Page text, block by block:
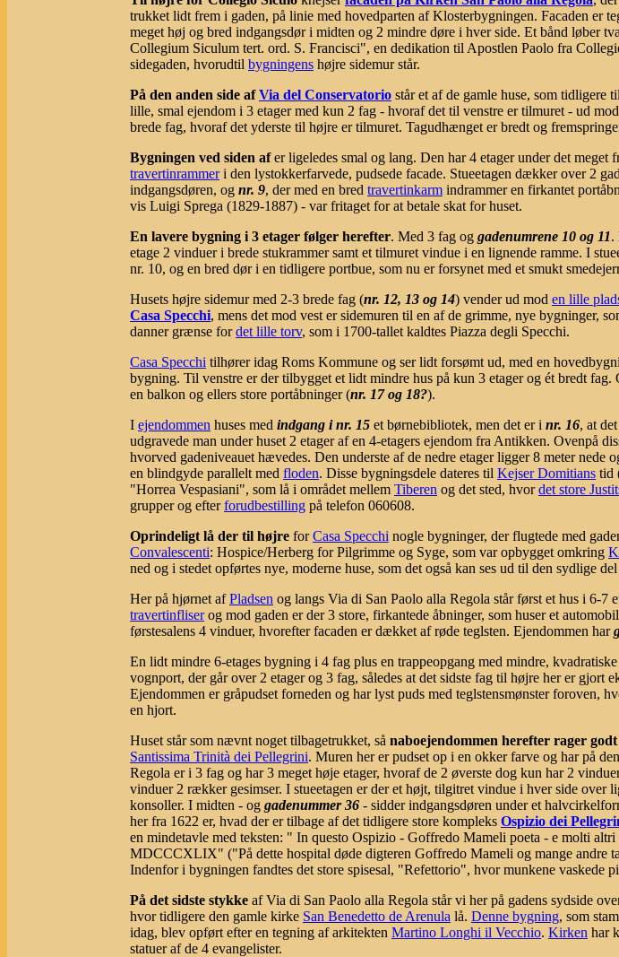
trukket lidt frem i gaden, på linie med hovedparten af Klosterbygningen. Facaden er
meget høj og bred indgangsdør i midten og 2 mindre døre i hver side. Et bånd løber
Collegium Siculum tert. ord. S. Francisci", en dedikation til Apostlen Paolo fra
sidegaden, hvorudtil bygningens højre sidemur står.
På den anden side afVia del Conservatorio står et af de gamle huse, som tidligere
lille, smal ejendom i 3 etager med kun 2 fag - hvoraf det til venstre er tilmuret - ud
brede fag, hvoraf det yderste til højre er tilmuret. Tagudhænget er bredt og
Bygningen ved siden afer ligeledes smal og lang. Den har 4 etager under det
travertinrammeri den lystokkerfarvede, pudsede facade. Stueetagen dækker over 2
indgangsdøren, og nr. 9, der med en bred travertinkarm indrammer en firkantet
vis Luigi Sprega (1829-1887) - var fritaget for at betale skat for huset.
En lavere bygning i 3 etager følger herefter. Med 3 fag og gadenumrene 10 og 11.
etage 2 vinduer i brede stukrammer samt et tilmuret vindue i en lignende ramme. I
nr. 10, og en bred dør i en tidligere portbue, som nu er forsynet med et smukt
Husets højre sidemur med 2-3 brede fag (nr. 12, 13 og 14) vender ud mod en lille
Casa Specchi, mens det mod vest er sidemuren til en af de grimme, nye bygninger,
danner grænse fordet lille torv, som i 1700-tallet kaldtes Piazza degli Specchi.
Casa Specchi tilhører idag Roms Kommune og ser lidt forsømt ud, med en
bygning. Til venstre er der tilbygget et lidt mindre hus på kun 3 etager og ét bredt
en balkon og ellers store portåbninger (nr. 17 og 18?).
I ejendommen huses med indgang i nr. 15 et børnebibliotek, men det er i nr. 16, at
udgravede man under huset 2 etager af en 4-etagers ejendom fra Antikken. Ovenpå
hvorved gadeniveauet hævedes. Den underste af de nedre etager ligger 8 meter
en blindgyde parallelt med floden. Disse bygningsdele dateres til Kejser Domitians tid
"Horrea Vespasiani", som lå i området mellem Tiberen og det sted, hvordet store
grupper og efterforudbestilling på telefon 060608.
Oprindeligt lå der til højre forCasa Specchi nogle bygninger, der flugtede med
Convalescenti: Hospice/Herberg for Pilgrimme og Syge, som var opbygget omkring
ned og i stedet opførtes nye, moderne huse, som det også kan ses ud til den sydlige
Her på hjørnet afPladsen og langs Via di San Paolo alla Regola står først et hus i 6-7
travertinfliserog mod gaden er der 3 store, firkantede åbninger, som huser et
førstesalens 4 vinduer, hvorefter facaden er dækket af røde teglsten. Ejendommen har
En lidt mindre 6-etages bygning i 4 fag plus en trappeopgang med mindre,
vognport, der går over 2 etager og 3 fag, således at det sidste fag til højre her er gjort
Ejendommen er gråpudset forneden og har lyst puds med teglstensmønster foroven,
en hjort.
Huset står som nævnt noget tilbagetrukket, så naboejendommen herefter rager
Santissima Trinità dei Pellegrini. Muren her er pudset op i en okker farve og har på
Regola er i 3 fag og har 3 meget høje etager, hvoraf de 2 øverste dog kun har 2
vinduer 2 rækker gesimser. I stueetagen er der et højt, tilgitret vindue i hver side over
konsoller. I midten - og gadenummer 36 - sidder indgangsdøren under et
her fra 1622 er, hvad der er tilbage af det tidligere store kompleks Ospizio dei
en mindetavle med teksten: " In questo Ospizio - Goffredo Mameli poeta - e molti
MDCCCXLIX" ("På dette hospital døde digteren Goffredo Mameli og mange andre
Indenfor i bygningen fandtes det store spisesal, "Refettorio", hvor munkene vaskede
På det sidste stykke af Via di San Paolo alla Regola står vi her på gadens sydside
hvor tidligere den gamle kirke San Benedetto de Arenula lå. Denne bygning, som
idag, blev opført efter en tegning af arkitekten Martino Longhi il Vecchio. Kirken har
statuer af de 4 evangelister.